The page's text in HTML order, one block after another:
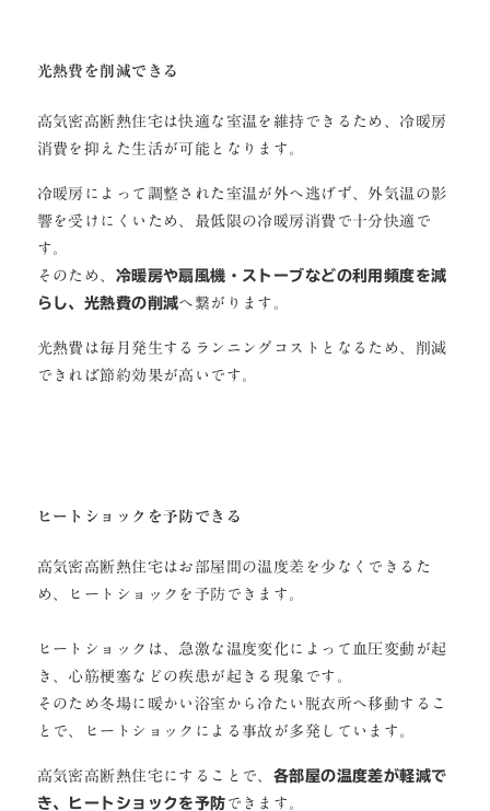
光熱費を削減できる
高気密高断熱住宅は快適な室温を維持できるため、冷暖房
消費を抑えた生活が可能となります。
冷暖房によって調整された室温が外へ逃げず、外気温の影
響を受けにくいため、最低限の冷暖房消費で十分快適で
す。
そのため、 冷暖房や扇風機・ストーブなどの利用頻度を減
らし、光熱費の削減へ繋がります。
光熱費は毎月発生するランニングコストとなるため、削減
できれば節約効果が高いです。
ヒートショックを予防できる
高気密高断熱住宅はお部屋間の温度差を少なくできるた
め、ヒートショックを予防できます。
ヒートショックは、急激な温度変化によって血圧変動が起
き、心筋梗塞などの疾患が起きる現象です。
そのため冬場に暖かい浴室から冷たい脱衣所へ移動するこ
とで、ヒートショックによる事故が多発しています。
高気密高断熱住宅にすることで、 各部屋の温度差が軽減で
き、ヒートショックを予防 できます。